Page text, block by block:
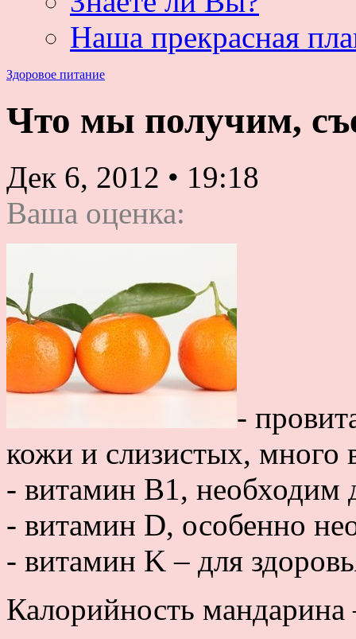
Наша прекрасная
Здоровое питание
Что мы получим,
Дек 6, 2012 • 19:18
Ваша оценка:
-
кожи и слизистых, много
- витамин B1, необходим
- витамин D, особенно
- витамин K – для
Калорийность